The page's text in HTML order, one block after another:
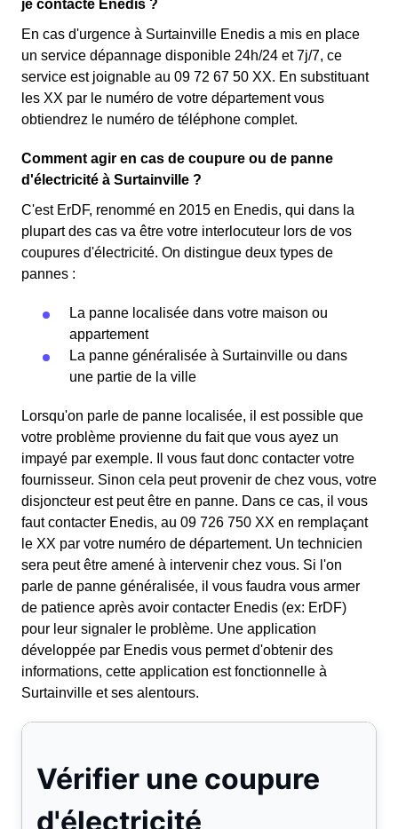
je contacte Enedis ?
En cas d'urgence à Surtainville Enedis a mis en place
un service dépannage disponible 24h/24 et 7j/7, ce
service est joignable au 09 72 67 50 XX. En substituant
les XX par le numéro de votre département vous
obtiendrez le numéro de téléphone complet.
Comment agir en cas de coupure ou de panne
d'électricité à Surtainville ?
C'est ErDF, renommé en 2015 en Enedis, qui dans la
plupart des cas va être votre interlocuteur lors de vos
coupures d'électricité. On distingue deux types de
pannes :
La panne localisée dans votre maison ou
appartement
La panne généralisée à Surtainville ou dans
une partie de la ville
Lorsqu'on parle de panne localisée, il est possible que
votre problème provienne du fait que vous ayez un
impayé par exemple. Il vous faut donc contacter votre
fournisseur. Sinon cela peut provenir de chez vous, votre
disjoncteur est peut être en panne. Dans ce cas, il vous
faut contacter Enedis, au 09 726 750 XX en remplaçant
le XX par votre numéro de département. Un technicien
sera peut être amené à intervenir chez vous. Si l'on
parle de panne généralisée, il vous faudra vous armer
de patience après avoir contacter Enedis (ex: ErDF)
pour leur signaler le problème. Une application
développée par Enedis vous permet d'obtenir des
informations, cette application est fonctionnelle à
Surtainville et ses alentours.